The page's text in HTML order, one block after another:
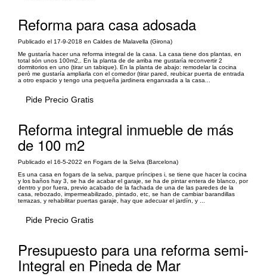
Reforma para casa adosada
Publicado el 17-9-2018 en Caldes de Malavella (Girona)
Me gustaría hacer una reforma integral de la casa. La casa tiene dos plantas, en
total són unos 100m2,. En la planta de de arriba me gustaría reconvertir 2
dormitorios en uno (tirar un tabique). En la planta de abajo: remodelar la cocina
però me gustaría ampliarla con el comedor (tirar pared, reubicar puerta de entrada
a otro espacio y tengo una pequeña jardinera enganxada a la casa...
Pide Precio Gratis
Reforma integral inmueble de más
de 100 m2
Publicado el 16-5-2022 en Fogars de la Selva (Barcelona)
Es una casa en fogars de la selva, parque príncipes i, se tiene que hacer la cocina
y los baños hay 3, se ha de acabar el garaje, se ha de pintar entera de blanco, por
dentro y por fuera, previo acabado de la fachada de una de las paredes de la
casa, rebozado, impermeabilizado, pintado, etc, se han de cambiar barandillas
terrazas, y rehabilitar puertas garaje, hay que adecuar el jardín, y ...
Pide Precio Gratis
Presupuesto para una reforma semi-
Integral en Pineda de Mar